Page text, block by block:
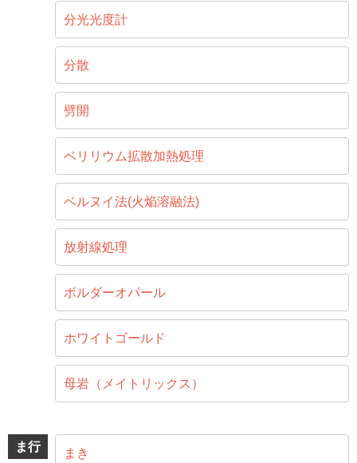
分光光度計
分散
劈開
ベリリウム拡散加熱処理
ベルヌイ法(火焔溶融法)
放射線処理
ボルダーオパール
ホワイトゴールド
母岩（メイトリックス）
ま行 まき